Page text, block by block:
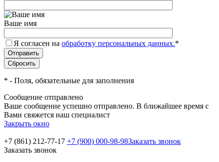
Ваше имя
Я согласен на обработку персональных данных.*
* - Поля, обязательные для заполнения
Сообщение отправлено
Ваше сообщение успешно отправлено. В ближайшее время с
Вами свяжется наш специалист
Закрыть окно
+7 (861) 212-77-17 +7 (900) 000-98-98Заказать звонок
Заказать звонок